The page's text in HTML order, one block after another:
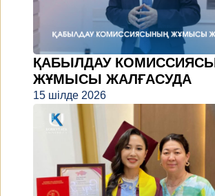
ҚАБЫЛДАУ
ЖҰМЫСЫ ЖАЛҒАСУДА
15 шілде 2026